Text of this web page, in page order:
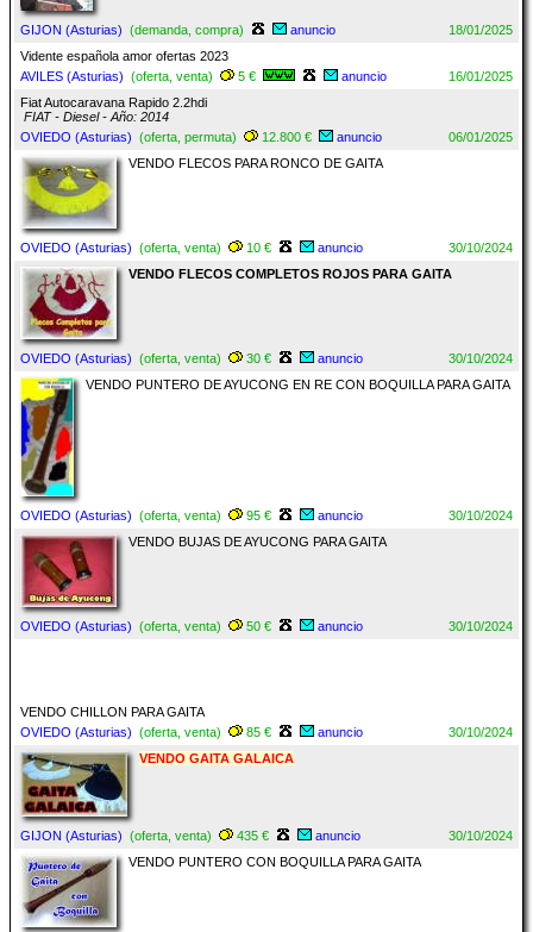
GIJON (Asturias) (demanda, compra) anuncio
18/01/2025
Vidente española amor ofertas 2023
AVILES (Asturias) (oferta, venta) 5 € anuncio
16/01/2025
Fiat Autocaravana Rapido 2.2hdi
FIAT - Diesel - Año: 2014
OVIEDO (Asturias) (oferta, permuta) 12.800 € anuncio
06/01/2025
VENDO FLECOS PARA RONCO DE GAITA
OVIEDO (Asturias) (oferta, venta) 10 € anuncio
30/10/2024
VENDO FLECOS COMPLETOS ROJOS PARA GAITA
OVIEDO (Asturias) (oferta, venta) 30 € anuncio
30/10/2024
VENDO PUNTERO DE AYUCONG EN RE CON BOQUILLA PARA GAITA
OVIEDO (Asturias) (oferta, venta) 95 € anuncio
30/10/2024
VENDO BUJAS DE AYUCONG PARA GAITA
OVIEDO (Asturias) (oferta, venta) 50 € anuncio 30/10/2024
VENDO CHILLON PARA GAITA
OVIEDO (Asturias) (oferta, venta) 85 € anuncio
30/10/2024
VENDO GAITA GALAICA
GIJON (Asturias) (oferta, venta) 435 € anuncio
30/10/2024
VENDO PUNTERO CON BOQUILLA PARA GAITA